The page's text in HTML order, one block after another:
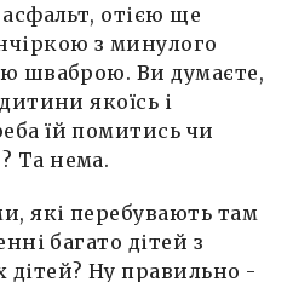
асфальт, отією ще
з минулого
шваброю. Ви думаєте,
якоїсь і
їй помитись чи
Та нема.
які перебувають там
багато дітей з
Ну правильно -